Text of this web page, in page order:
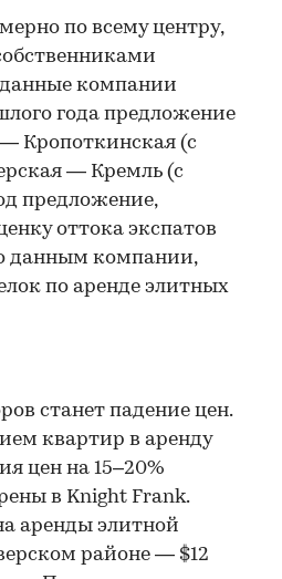
по всему центру,
компании
года предложение
Кропоткинская (с
— Кремль (с
предложение,
оттока экспатов
данным компании,
по аренде элитных
станет падение цен.
квартир в аренду
цен на 15–20%
в Knight Frank.
аренды элитной
районе — $12